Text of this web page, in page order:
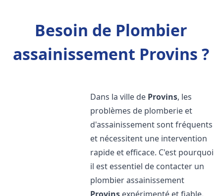
Besoin de Plombier
assainissement Provins ?
Dans la ville de Provins, les
problèmes de plomberie et
d'assainissement sont fréquents
et nécessitent une intervention
rapide et efficace. C'est pourquoi
il est essentiel de contacter un
plombier assainissement